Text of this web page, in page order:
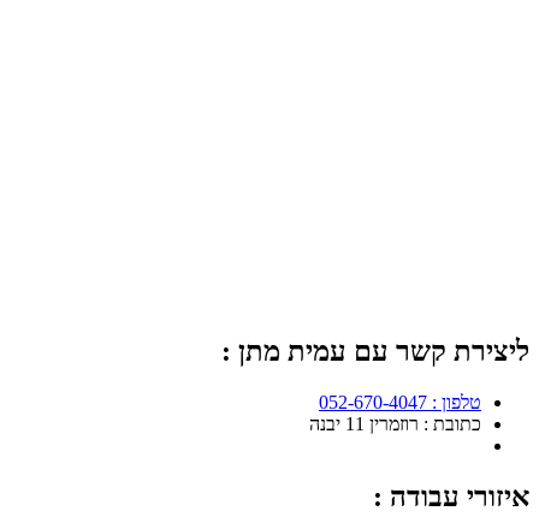
ליצירת קשר עם עמית מתן :
טלפון : 052-670-4047
כתובת : רוזמרין 11 יבנה
איזורי עבודה :